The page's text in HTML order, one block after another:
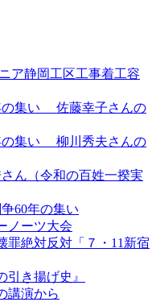
ア静岡工区工事着工容
の集い 佐藤幸子さんの
の集い 柳川秀夫さんの
ん（令和の百姓一揆実
60年の集い
ーツ大会
罪絶対反対「７・11新宿
引き揚げ史』
講演から